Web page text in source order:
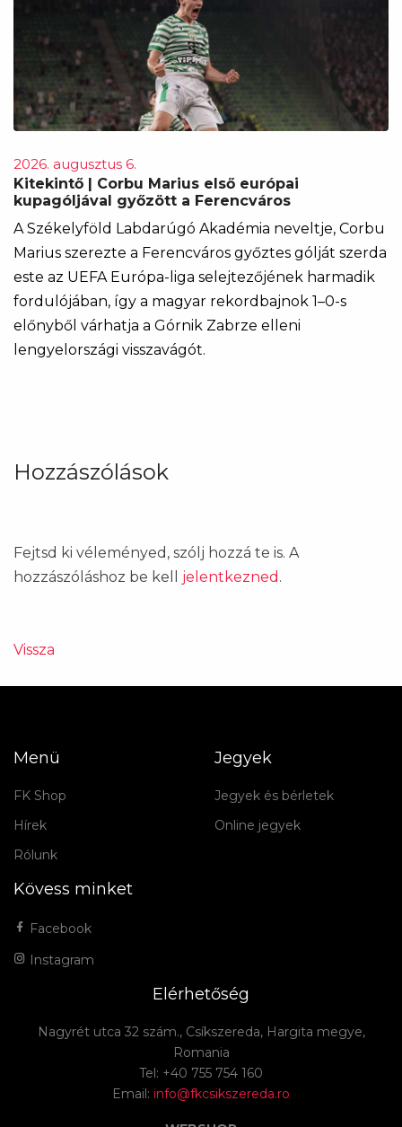
2026. augusztus 6.
Kitekintő | Corbu Marius első európai
kupagóljával győzött a Ferencváros
A Székelyföld Labdarúgó Akadémia neveltje, Corbu
Marius szerezte a Ferencváros győztes gólját szerda
este az UEFA Európa-liga selejtezőjének harmadik
fordulójában, így a magyar rekordbajnok 1–0-s
előnyből várhatja a Górnik Zabrze elleni
lengyelországi visszavágót.
Hozzászólások
Fejtsd ki véleményed, szólj hozzá te is. A
hozzászóláshoz be kell jelentkezned .
Vissza
Menü
FK Shop
Hírek
Rólunk
Jegyek
Jegyek és bérletek
Online jegyek
Kövess minket
Facebook
Instagram
Elérhetőség
Nagyrét utca 32 szám., Csíkszereda, Hargita megye,
Romania
Tel: +40 755 754 160
Email: info@fkcsikszereda.ro